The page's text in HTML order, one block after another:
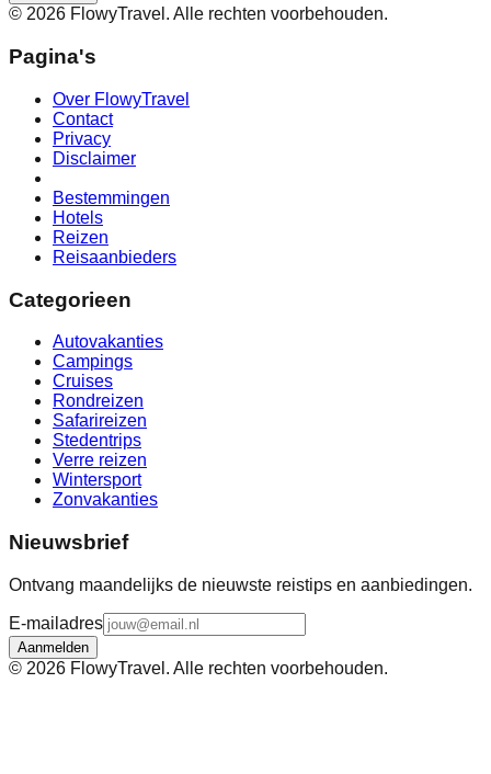
© 2026 FlowyTravel. Alle rechten voorbehouden.
Pagina's
Over FlowyTravel
Contact
Privacy
Disclaimer
Bestemmingen
Hotels
Reizen
Reisaanbieders
Categorieen
Autovakanties
Campings
Cruises
Rondreizen
Safarireizen
Stedentrips
Verre reizen
Wintersport
Zonvakanties
Nieuwsbrief
Ontvang maandelijks de nieuwste reistips en aanbiedingen.
E-mailadres
Aanmelden
© 2026 FlowyTravel. Alle rechten voorbehouden.